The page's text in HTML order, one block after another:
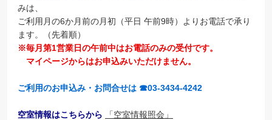
みは、
ご利用月の6か月前の月初（平日 午前9時）よりお電話で承り
ます。（先着順）
※毎月第1営業日の午前中はお電話のみの受付です。
マイページからはお申込みいただけません。
ご利用のお申込み・お問合せは ☎03-3434-4242
空室情報はこちらから 「空室情報照会」